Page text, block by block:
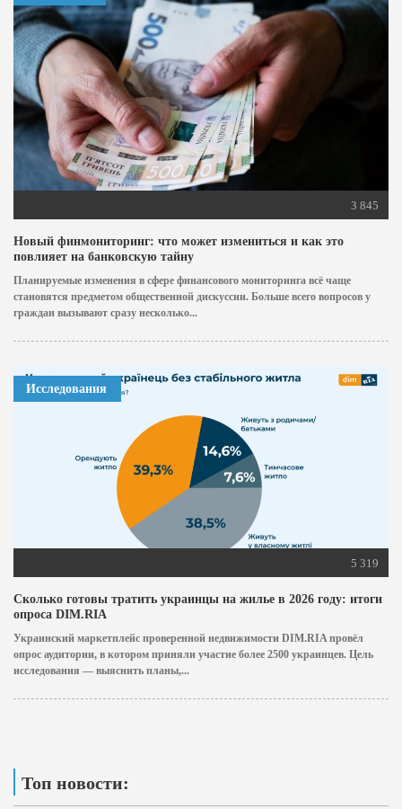
3 845
Новый финмониторинг: что может измениться и как это
повлияет на банковскую тайну
Планируемые изменения в сфере финансового мониторинга всё чаще
становятся предметом общественной дискуссии. Больше всего вопросов у
граждан вызывают сразу несколько...
Исследования
5 319
Сколько готовы тратить украинцы на жилье в 2026 году: итоги
опроса DIM.RIA
Украинский маркетплейс проверенной недвижимости DIM.RIA провёл
опрос аудитории, в котором приняли участие более 2500 украинцев. Цель
исследования — выяснить планы,...
Топ новости: